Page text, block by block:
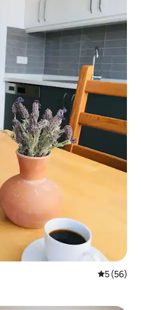
평점 5점(5
5 (56)